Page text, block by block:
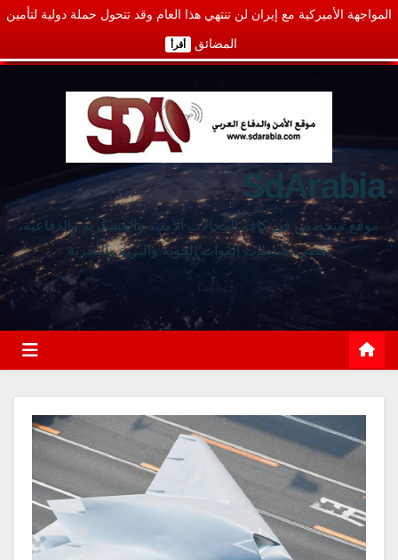
المواجهة الأميركية مع إيران لن تنتهي هذا العام وقد تتحول حملة دولية لتأمين
المضائق أقرأ
SdArabia
موقع متخصص في كافة المجالات الأمنية والعسكرية والدفاعية،
يغطي نشاطات القوات الجوية والبرية والبحرية